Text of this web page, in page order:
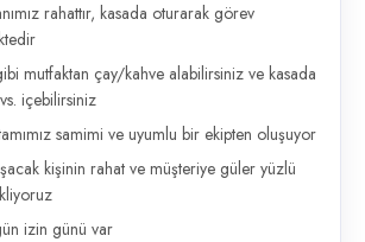
rahattır, kasada oturarak görev
mutfaktan çay/kahve alabilirsiniz ve kasada
vs. içebilirsiniz
samimi ve uyumlu bir ekipten oluşuyor
kişinin rahat ve müşteriye güler yüzlü
izin günü var